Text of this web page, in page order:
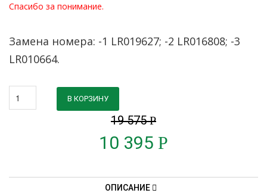
Спасибо за понимание.
Замена номера: -1 LR019627; -2 LR016808; -3
LR010664.
19 575Р
10 395 Р
В КОРЗИНУ
ОПИСАНИЕ